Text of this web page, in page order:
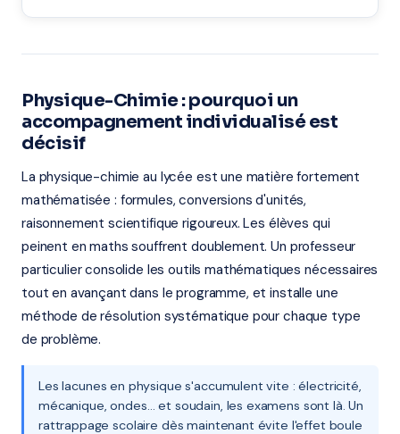
Physique-Chimie : pourquoi un
accompagnement individualisé est
décisif
La physique-chimie au lycée est une matière fortement
mathématisée : formules, conversions d'unités,
raisonnement scientifique rigoureux. Les élèves qui
peinent en maths souffrent doublement. Un professeur
particulier consolide les outils mathématiques nécessaires
tout en avançant dans le programme, et installe une
méthode de résolution systématique pour chaque type
de problème.
Les lacunes en physique s'accumulent vite : électricité,
mécanique, ondes… et soudain, les examens sont là. Un
rattrappage scolaire dès maintenant évite l'effet boule